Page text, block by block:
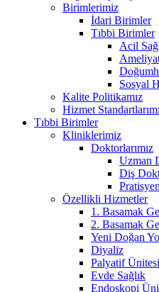
Birimlerimiz
İdari Birimler
Tıbbi Birimler
Acil
Sosyal
Kalite Politikamız
Hizmet
Tıbbi Birimler
Kliniklerimiz
Doktorlarımız
Uzman
Diş
Özellikli Hizmetler
1. Basamak
2. Basamak
Yeni Doğan
Diyaliz
Palyatif Ünitesi
Evde Sağlık
Endoskopi